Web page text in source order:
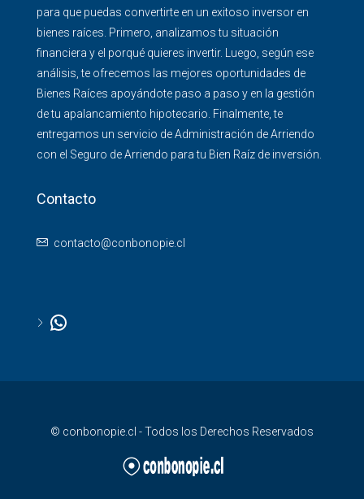
para que puedas convertirte en un exitoso inversor en
bienes raíces. Primero, analizamos tu situación
financiera y el porqué quieres invertir. Luego, según ese
análisis, te ofrecemos las mejores oportunidades de
Bienes Raíces apoyándote paso a paso y en la gestión
de tu apalancamiento hipotecario. Finalmente, te
entregamos un servicio de Administración de Arriendo
con el Seguro de Arriendo para tu Bien Raíz de inversión.
Contacto
contacto@conbonopie.cl
© conbonopie.cl - Todos los Derechos Reservados